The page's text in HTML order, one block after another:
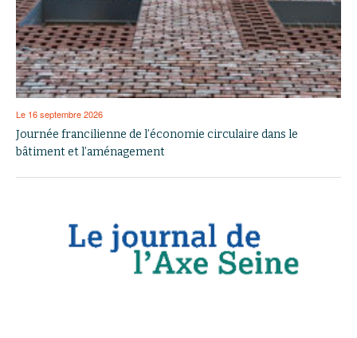
Le 16 septembre 2026
Journée francilienne de l’économie circulaire dans le
bâtiment et l’aménagement